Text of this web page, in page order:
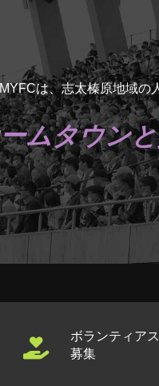
は、志太榛原地域の
ムタウン
ボランティア
募集